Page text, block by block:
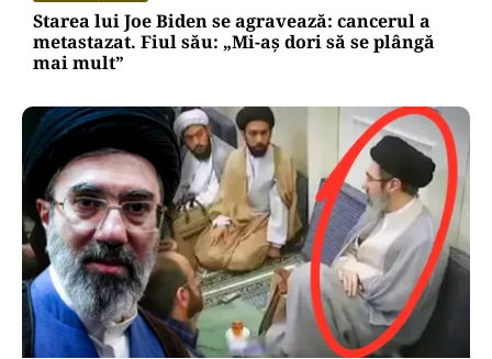
Starea lui Joe Biden se agravează: cancerul a
metastazat. Fiul său: „Mi-aș dori să se plângă
mai mult”